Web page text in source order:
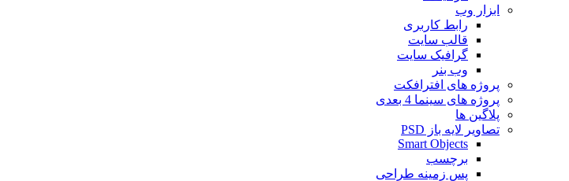
ابزار وب
رابط کاربری
قالب سایت
گرافیک سایت
وب بنر
پروژه های افترافکت
پروژه های سینما 4 بعدی
پلاگین ها
تصاویر لایه باز PSD
Smart Objects
برچسب
پس زمینه طراحی